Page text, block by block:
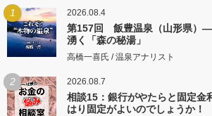
1 2026.08.4
第157回 飯豊温泉（山形県）
湧く「森の秘湯」
高橋一喜氏 / 温泉アナリスト
2 2026.08.7
相談15：銀行がやたらと固定金
はり固定がよいのでしょうか！